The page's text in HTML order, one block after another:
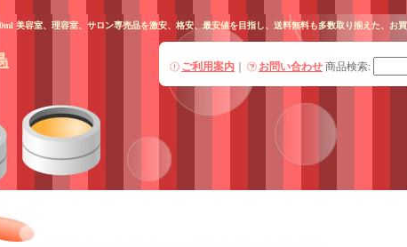
美容室、理容室、サロン専売品を激安、格安、最安値を目指し、送料無料も多数取り揃えた、お
ご利用案内 お問い合わせ 商品検索: